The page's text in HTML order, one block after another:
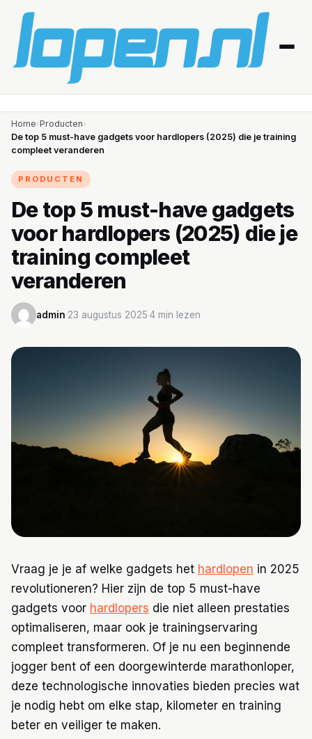
Home
Afvallen
Blessures
Gezondheid
Producten
Routes
Schema’s
Home›Producten›
De top 5 must-have gadgets voor hardlopers (2025) die je training
compleet veranderen
PRODUCTEN
De top 5 must-have gadgets
voor hardlopers (2025) die je
training compleet
veranderen
admin·23 augustus 2025·4 min lezen
Vraag je je af welke gadgets het hardlopen in 2025
revolutioneren? Hier zijn de top 5 must-have
gadgets voor hardlopers die niet alleen prestaties
optimaliseren, maar ook je trainingservaring
compleet transformeren. Of je nu een beginnende
jogger bent of een doorgewinterde marathonloper,
deze technologische innovaties bieden precies wat
je nodig hebt om elke stap, kilometer en training
beter en veiliger te maken.